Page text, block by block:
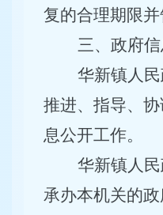
复的合理期限并
三、政府
华新镇人
推进、指导、
息公开工作。
华新镇人
承办本机关的